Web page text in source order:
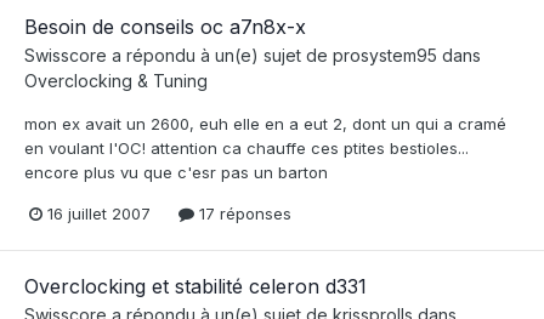
Besoin de conseils oc a7n8x-x
Swisscore a répondu à un(e) sujet de prosystem95 dans
Overclocking & Tuning
mon ex avait un 2600, euh elle en a eut 2, dont un qui a cramé
en voulant l'OC! attention ca chauffe ces ptites bestioles...
encore plus vu que c'esr pas un barton
16 juillet 2007 17 réponses
Overclocking et stabilité celeron d331
Swisscore a répondu à un(e) sujet de krissprolls dans